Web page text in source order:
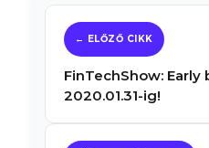
FinTechShow:
2020.01.31-ig!